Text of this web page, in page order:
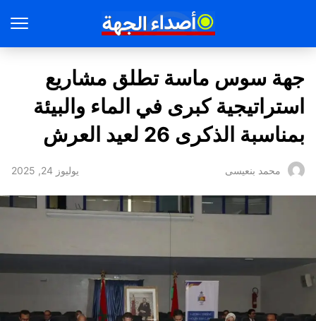
جهة سوس ماسة تطلق مشاريع
استراتيجية كبرى في الماء والبيئة
بمناسبة الذكرى 26 لعيد العرش
محمد بنعيسى يوليوز 24, 2025